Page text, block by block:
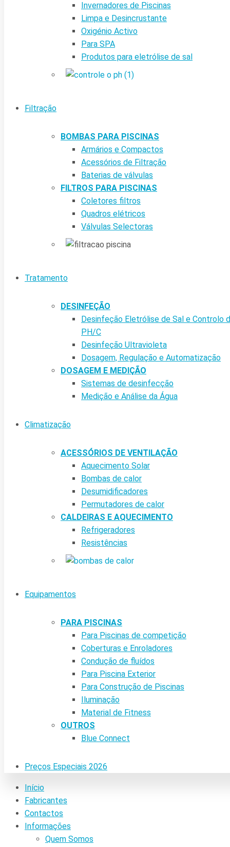
Invernadores de Piscinas
Limpa e Desincrustante
Oxigénio Activo
Para SPA
Produtos para eletrólise de sal
Filtração
BOMBAS PARA PISCINAS
Armários e Compactos
Acessórios de Filtração
Baterias de válvulas
FILTROS PARA PISCINAS
Coletores filtros
Quadros elétricos
Válvulas Selectoras
Tratamento
DESINFEÇÃO
Desinfeção Eletrólise de Sal e Controlo
PH/C
Desinfeção Ultravioleta
Dosagem, Regulação e Automatização
DOSAGEM E MEDIÇÃO
Sistemas de desinfecção
Medição e Análise da Água
Climatização
ACESSÓRIOS DE VENTILAÇÃO
Aquecimento Solar
Bombas de calor
Desumidificadores
Permutadores de calor
CALDEIRAS E AQUECIMENTO
Refrigeradores
Resistências
Equipamentos
PARA PISCINAS
Para Piscinas de competição
Coberturas e Enroladores
Condução de fluídos
Para Piscina Exterior
Para Construção de Piscinas
Iluminação
Material de Fitness
OUTROS
Blue Connect
Preços Especiais 2026
Início
Fabricantes
Contactos
Informações
Quem Somos